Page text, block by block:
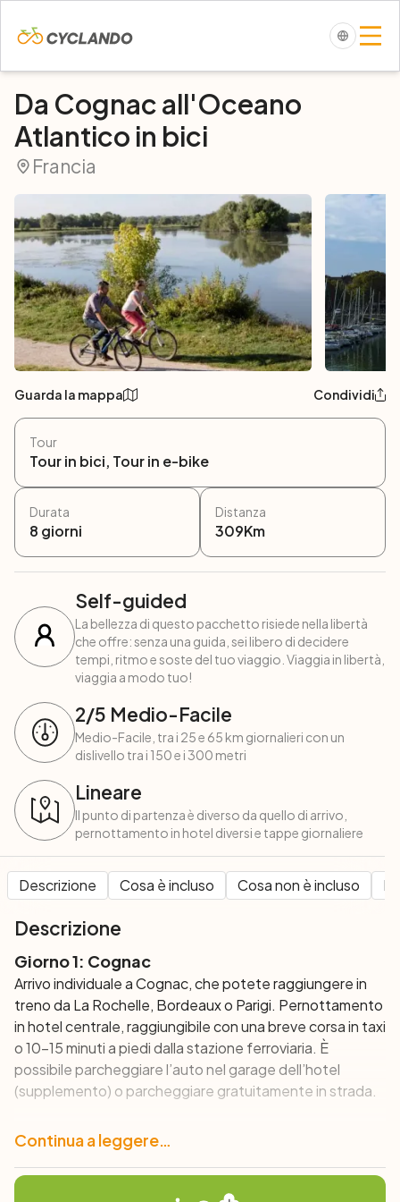
Da Cognac all'Oceano
Atlantico in bici
Francia
Guarda la mappa Condividi
Tour
Tour in bici, Tour in e-bike
Durata
8 giorni
Distanza
309Km
Self-guided
La bellezza di questo pacchetto risiede nella libertà
che offre: senza una guida, sei libero di decidere
tempi, ritmo e soste del tuo viaggio. Viaggia in libertà,
viaggia a modo tuo!
2/5 Medio-Facile
Medio-Facile, tra i 25 e 65 km giornalieri con un
dislivello tra i 150 e i 300 metri
Lineare
Il punto di partenza è diverso da quello di arrivo,
pernottamento in hotel diversi e tappe giornaliere
Descrizione Cosa è incluso Cosa non è incluso
Descrizione
Giorno 1: Cognac
Arrivo individuale a Cognac, che potete raggiungere in
treno da La Rochelle, Bordeaux o Parigi. Pernottamento
in hotel centrale, raggiungibile con una breve corsa in taxi
o 10-15 minuti a piedi dalla stazione ferroviaria. È
possibile parcheggiare l’auto nel garage dell’hotel
(supplemento) o parcheggiare gratuitamente in strada.
Giorno 2: Tour circolare intorno a Cognac (49 o
Lascerete Cognac su piccole strade lungo il fiume
Continua a leggere…